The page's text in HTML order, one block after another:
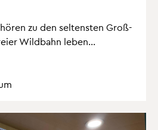
zu den sel­tens­ten Gro­ß­
Wild­bahn leben...